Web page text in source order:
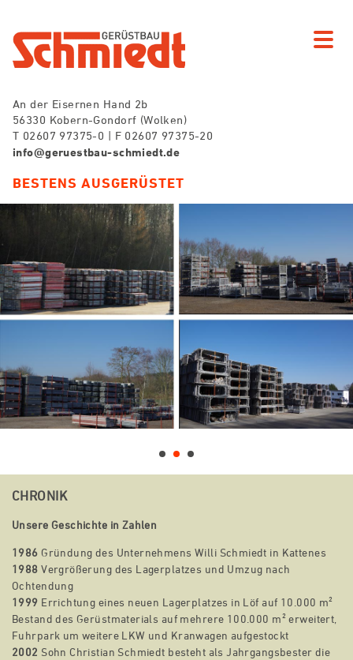
An der Eisernen Hand 2b
56330 Kobern-Gondorf (Wolken)
T 02607 97375-0 | F 02607 97375-20
info@geruestbau-schmiedt.de
BESTENS AUSGERÜSTET
CHRONIK
Unsere Geschichte in Zahlen
1986 Gründung des Unternehmens Willi Schmiedt in Kattenes
1988 Vergrößerung des Lagerplatzes und Umzug nach
Ochtendung
1999 Errichtung eines neuen Lagerplatzes in Löf auf 10.000 m²
Bestand des Gerüstmaterials auf mehrere 100.000 m² erweitert,
Fuhrpark um weitere LKW und Kranwagen aufgestockt
2002 Sohn Christian Schmiedt besteht als Jahrgangsbester die